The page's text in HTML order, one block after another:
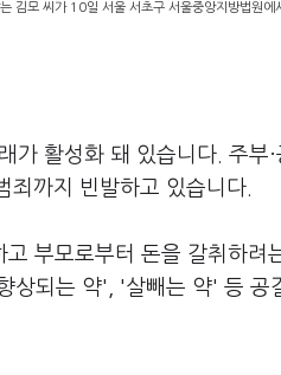
김모 씨가 10일 서울 서초구 서울중앙지방법원에
활성화 돼 있습니다. 주부·
까지 빈발하고 있습니다.
부모로부터 돈을 갈취하려
상되는 약', '살빼는 약' 등 공